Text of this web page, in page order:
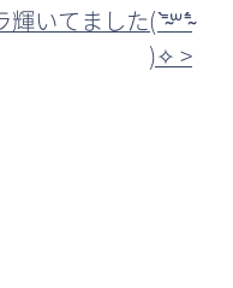
いてました( ⁼̴̀꒳⁼̴́
)✧ >︎